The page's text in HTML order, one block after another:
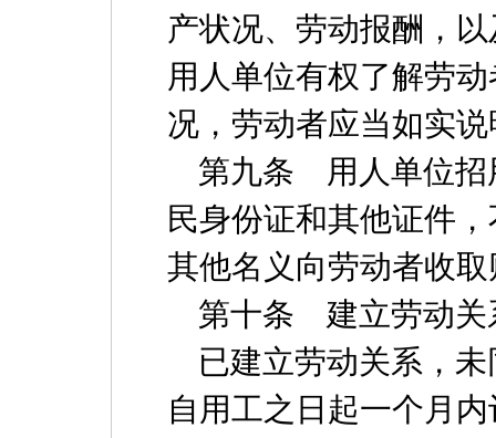
产状况、劳动报酬，
用人单位有权了解劳
况，劳动者应当如实说
第九条 用人单位招
民身份证和其他证件
其他名义向劳动者收
第十条 建立劳动关
已建立劳动关系，未
自用工之日起一个月